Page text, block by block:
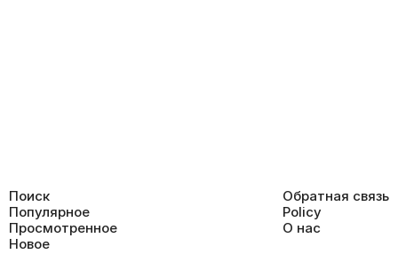
Поиск
Популярное
Просмотренное
Новое
Обратная связь
Policy
О нас